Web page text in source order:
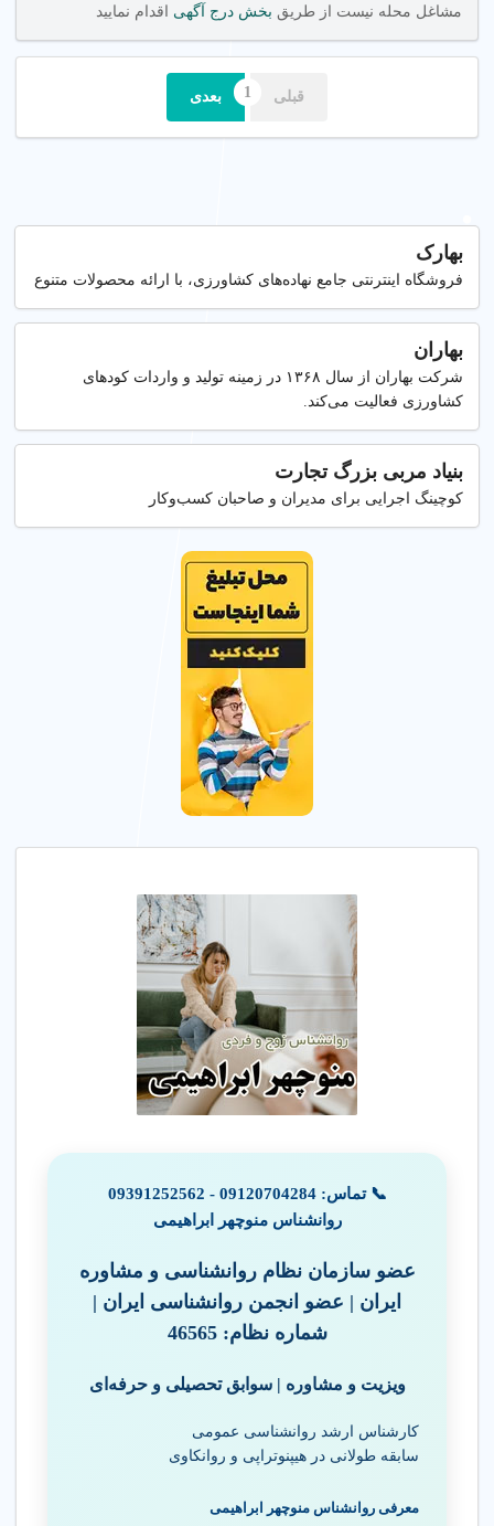
مشاغل محله نیست از طریق بخش درج آگهی اقدام نمایید
قبلی بعدی
بهارک
فروشگاه اینترنتی جامع نهاده‌های کشاورزی، با ارائه محصولات متنوع
بهاران
شرکت بهاران از سال ۱۳۶۸ در زمینه تولید و واردات کودهای
کشاورزی فعالیت می‌کند.
بنیاد مربی بزرگ تجارت
کوچینگ اجرایی برای مدیران و صاحبان کسب‌وکار
📞 تماس:09120704284
-
09391252562
روانشناس منوچهر ابراهیمی
عضو سازمان نظام روانشناسی و مشاوره
ایران | عضو انجمن روانشناسی ایران |
شماره نظام: 46565
ویزیت و مشاوره | سوابق تحصیلی و حرفه‌ای
کارشناس ارشد روانشناسی عمومی
سابقه طولانی در هیپنوتراپی و روانکاوی
معرفی روانشناس منوچهر ابراهیمی